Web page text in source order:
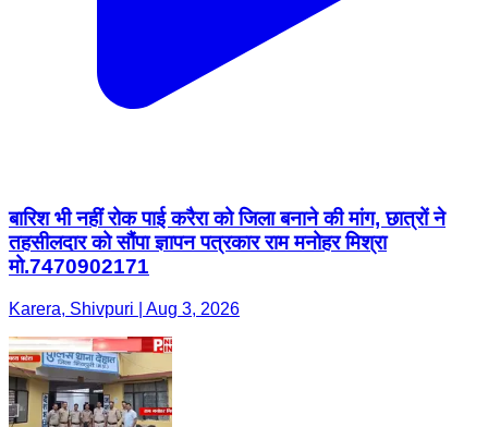
बारिश भी नहीं रोक पाई करैरा को जिला बनाने की मांग, छात्रों ने
तहसीलदार को सौंपा ज्ञापन पत्रकार राम मनोहर मिश्रा
मो.7470902171
Karera, Shivpuri | Aug 3, 2026